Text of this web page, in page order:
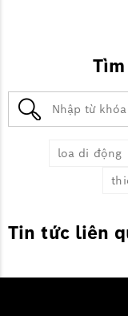
loa di động
Tin tức liên